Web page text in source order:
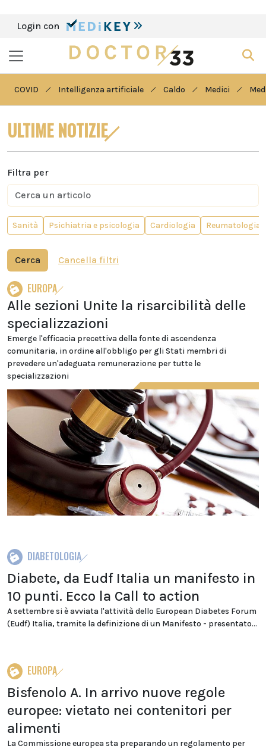
Login con
COVID Intelligenza artificiale Caldo Medici
ULTIME NOTIZIE
Filtra per
Sanità Psichiatria e psicologia Cardiologia Reumatologia
Cerca Cancella filtri
EUROPA
Alle sezioni Unite la risarcibilità delle
specializzazioni
Emerge l'efficacia precettiva della fonte di ascendenza
comunitaria, in ordine all'obbligo per gli Stati membri di
prevedere un'adeguata remunerazione per tutte le
specializzazioni
DIABETOLOGIA
Diabete, da Eudf Italia un manifesto in
10 punti. Ecco la Call to action
A settembre si è avviata l'attività dello European Diabetes Forum
(Eudf) Italia, tramite la definizione di un Manifesto - presentato...
EUROPA
Bisfenolo A. In arrivo nuove regole
europee: vietato nei contenitori per
alimenti
La Commissione europea sta preparando un regolamento per